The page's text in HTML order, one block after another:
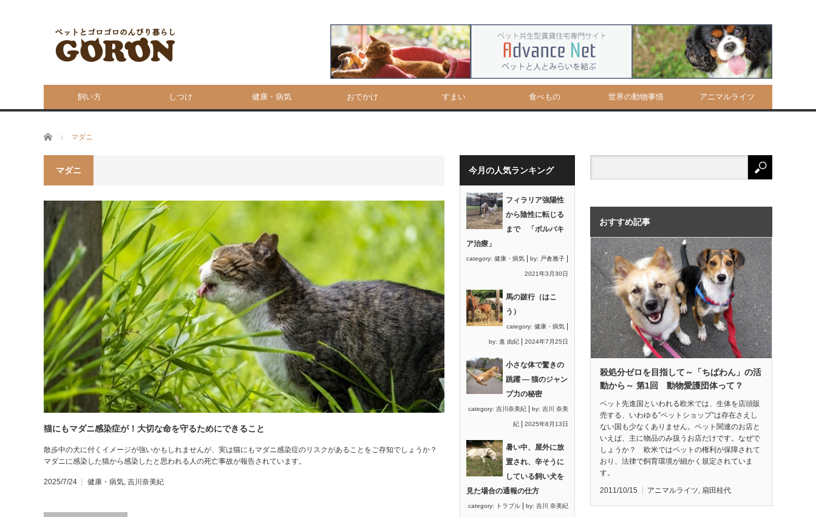
飼い方 しつけ 健康・病気 おでかけ すまい 食べもの 世界の動物事情 アニマルライツ
ホーム マダニ
マダニ
猫にもマダニ感染症が！大切な命を守るためにできること
散歩中の犬に付くイメージが強いかもしれませんが、実は猫にもマダニ感染症のリスクがあることをご存知でしょうか？
マダニに感染した猫から感染したと思われる人の死亡事故が報告されています。
2025/7/24 健康・病気, 吉川奈美紀
今月の人気ランキング
フィラリア強陽性
から陰性に転じる
まで 「ボルバキ
ア治療」
category: 健康・病気 by: 戸倉雅子
2021年3月30日
馬の跛行（はこ
う）
category: 健康・病気
by: 進 由紀 2024年7月25日
小さな体で驚きの
跳躍 ― 猫のジャン
プ力の秘密
category: 吉川奈美紀 by: 吉川 奈美
紀 2025年8月13日
暑い中、屋外に放
置され、辛そうに
している飼い犬を
見た場合の通報の仕方
category: トラブル by: 吉川 奈美紀
おすすめ記事
殺処分ゼロを目指して～「ちばわん」の活
動から～ 第1回 動物愛護団体って？
ペット先進国といわれる欧米では、生体を店頭販
売する、いわゆる”ペットショップ”は存在さえし
ない国も少なくありません。ペット関連のお店と
いえば、主に物品のみ扱うお店だけです。なぜで
しょうか？ 欧米ではペットの権利が保障されて
おり、法律で飼育環境が細かく規定されていま
す。
2011/10/15 アニマルライツ 扇田桂代